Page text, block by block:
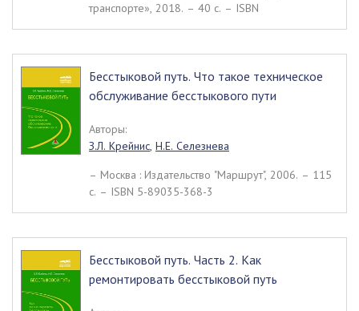
транспорте», 2018. – 40 c. – ISBN
Бесстыковой путь. Что такое техническое
обслуживание бесстыкового пути
Авторы:
З.Л. Крейнис, Н.Е. Селезнева
– Москва : Издательство "Маршрут", 2006. – 115
c. – ISBN 5-89035-368-3
Бесстыковой путь. Часть 2. Как
ремонтировать бесстыковой путь